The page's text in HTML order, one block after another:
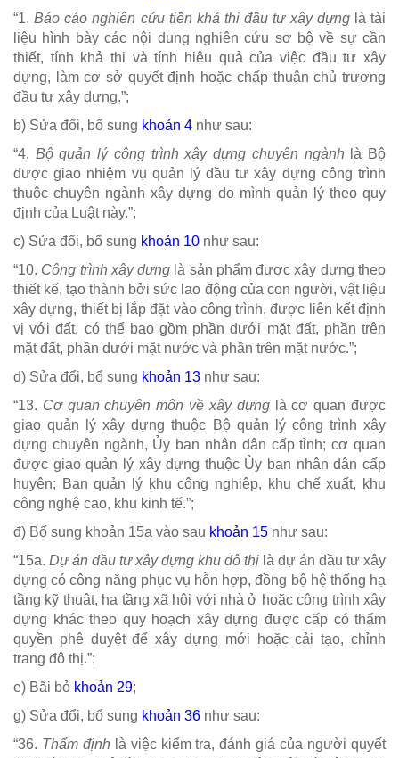
“1.Báo cáo nghiên cứu tiền khả thi đầu tư xây dựnglà tài
liệu hình bày các nội dung nghiên cứu sơ bộ về sự cần
thiết, tính khả thi và tính hiệu quả của việc đầu tư xây
dựng, làm cơ sở quyết định hoặc chấp thuận chủ trương
đầu tư xây dựng.”;
b) Sửa đổi, bổ sung khoản 4 như sau:
“4. Bộ quản lý công trình xây dựng chuyên ngành là Bộ
được giao nhiệm vụ quản lý đầu tư xây dựng công trình
thuộc chuyên ngành xây dựng do mình quản lý theo quy
định của Luật này.”;
c) Sửa đổi, bổ sung khoản 10 như sau:
“10. Công trình xây dựng là sản phẩm được xây dựng theo
thiết kế, tạo thành bởi sức lao động của con người, vật liệu
xây dựng, thiết bị lắp đặt vào công trình, được liên kết định
vị với đất, có thể bao gồm phần dưới mặt đất, phần trên
mặt đất, phần dưới mặt nước và phần trên mặt nước.”;
d) Sửa đổi, bổ sung khoản 13 như sau:
“13. Cơ quan chuyên môn về xây dựnglà cơ quan được
giao quản lý xây dựng thuộc Bộ quản lý công trình xây
dựng chuyên ngành, Ủy ban nhân dân cấp tỉnh; cơ quan
được giao quản lý xây dựng thuộc Ủy ban nhân dân cấp
huyện; Ban quản lý khu công nghiệp, khu chế xuất, khu
công nghệ cao, khu kinh tế.”;
đ) Bổ sung khoản 15a vào sau khoản 15 như sau:
“15a. Dự án đầu tư xây dựng khu đô thị là dự án đầu tư xây
dựng có công năng phục vụ hỗn hợp, đồng bộ hệ thống hạ
tầng kỹ thuật, hạ tầng xã hội với nhà ở hoặc công trình xây
dựng khác theo quy hoạch xây dựng được cấp có thẩm
quyền phê duyệt để xây dựng mới hoặc cải tạo, chỉnh
trang đô thị.”;
e) Bãi bỏ khoản 29;
g) Sửa đổi, bổ sung khoản 36 như sau:
“36. Thẩm định là việc kiểm tra, đánh giá của người quyết